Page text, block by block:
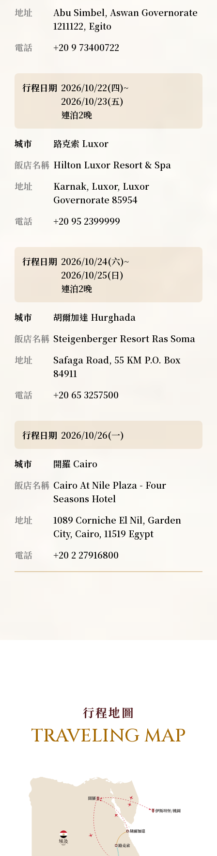
地址
Abu Simbel, Aswan Governorate
1211122, Egito
電話
+20 9 73400722
行程日期 2026/10/22(四)~
2026/10/23(五)
連泊2晚
城市
路克索 Luxor
飯店名稱 Hilton Luxor Resort & Spa
地址
Karnak, Luxor, Luxor
Governorate 85954
電話
+20 95 2399999
行程日期 2026/10/24(六)~
2026/10/25(日)
連泊2晚
城市
胡爾加達 Hurghada
飯店名稱 Steigenberger Resort Ras Soma
地址
Safaga Road, 55 KM P.O. Box
84911
電話
+20 65 3257500
行程日期 2026/10/26(一)
城市
開羅 Cairo
飯店名稱 Cairo At Nile Plaza - Four
Seasons Hotel
地址
1089 Corniche El Nil, Garden
City, Cairo, 11519 Egypt
電話
+20 2 27916800
行程地圖
TRAVELING MAP